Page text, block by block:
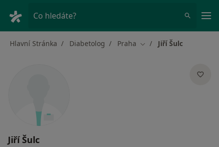
Co hledáte?
Hlavní Stránka Diabetolog Praha Změna města
Jiří Šulc
Jiří Šulc